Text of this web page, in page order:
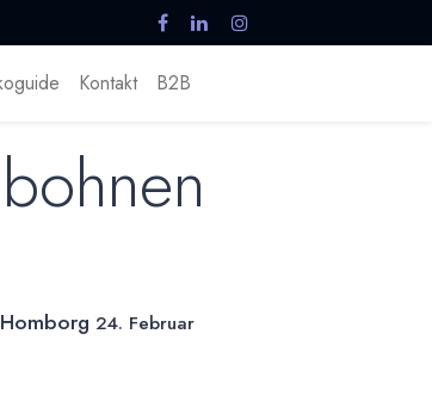
Kontakt B2B
24. Februar